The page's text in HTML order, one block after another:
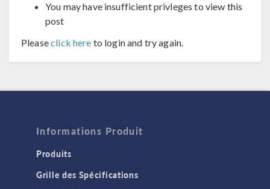
You may have insufficient privleges to view this
post
Pleaseclick here to login and try again.
Informations Produit
Produits
Grille des Spécifications